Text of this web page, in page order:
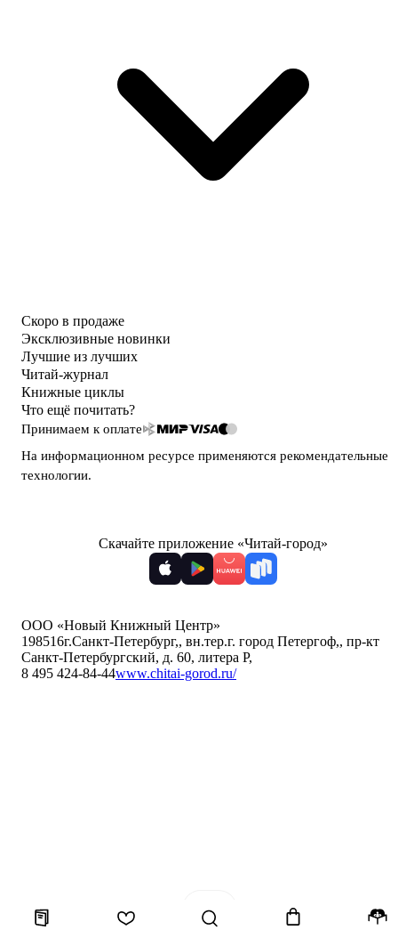
Скоро в продаже
Эксклюзивные новинки
Лучшие из лучших
Читай-журнал
Книжные циклы
Что ещё почитать?
Принимаем к оплате
На информационном ресурсе применяются рекомендательные
технологии.
Скачайте приложение «Читай-город»
ООО «Новый Книжный Центр»
198516г.Санкт-Петербург,, вн.тер.г. город Петергоф,, пр-кт
Санкт-Петербургский, д. 60, литера Р,
8 495 424-84-44www.chitai-gorod.ru/